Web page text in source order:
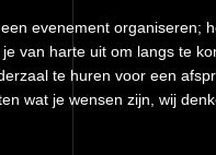
evenement organiseren;
van harte uit om langs te
te huren voor een
wat je wensen zijn, wij